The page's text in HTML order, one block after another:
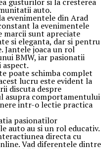
auto.
evenimentele din Arad
la evenimentele
marcii sunt apreciate
si eleganta, dar si pentru
Jantele joaca un rol
BMW, iar pasionatii
aspect.
poate schimba complet
lucru este evident la
discuta despre
asupra comportamentului
intr-o lectie practica
pasionatilor
auto au si un rol educativ.
directa cu
Vad diferentele dintre